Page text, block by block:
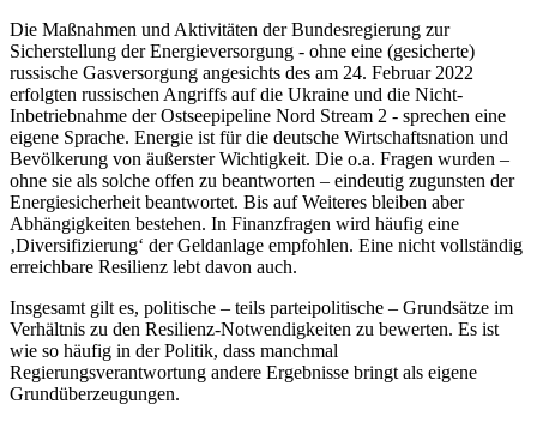
Die Maßnahmen und Aktivitäten der Bundesregierung zur
Sicherstellung der Energieversorgung - ohne eine (gesicherte)
russische Gasversorgung angesichts des am 24. Februar 2022
erfolgten russischen Angriffs auf die Ukraine und die Nicht-
Inbetriebnahme der Ostseepipeline Nord Stream 2 - sprechen eine
eigene Sprache. Energie ist für die deutsche Wirtschaftsnation und
Bevölkerung von äußerster Wichtigkeit. Die o.a. Fragen wurden –
ohne sie als solche offen zu beantworten – eindeutig zugunsten der
Energiesicherheit beantwortet. Bis auf Weiteres bleiben aber
Abhängigkeiten bestehen. In Finanzfragen wird häufig eine
‚Diversifizierung‘ der Geldanlage empfohlen. Eine nicht vollständig
erreichbare Resilienz lebt davon auch.
Insgesamt gilt es, politische – teils parteipolitische – Grundsätze im
Verhältnis zu den Resilienz-Notwendigkeiten zu bewerten. Es ist
wie so häufig in der Politik, dass manchmal
Regierungsverantwortung andere Ergebnisse bringt als eigene
Grundüberzeugungen.